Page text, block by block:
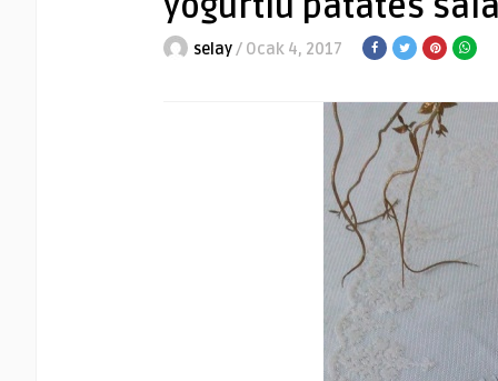
selay/ Ocak 4, 2017